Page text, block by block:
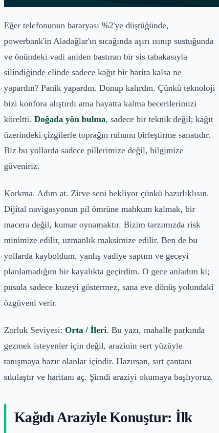
Eğer telefonunun bataryası %2'ye düştüğünde,
powerbank'in Aladağlar'ın sıcağında aşırı ısınıp sustuğunda
ve önündeki vadi aniden bastıran bir sis tabakasıyla
silindiğinde elinde sadece kağıt bir harita kalsa ne
yapardın? Panik yapardın. Donup kalırdın. Çünkü teknoloji
bizi konfora alıştırdı ama hayatta kalma becerilerimizi
köreltti. Doğada yön bulma, sadece bir teknik değil; kağıt
üzerindeki çizgilerle toprağın ruhunu birleştirme sanatıdır.
Biz bu yollarda sadece pillerimize değil, bilgimize
güveniriz.
Korkma. Adım at. Zirve seni bekliyor çünkü hazırlıklısın.
Dijital navigasyonun pil ömrüne mahkum kalmak, bir
macera değil, kumar oynamaktır. Bizim tarzımızda risk
minimize edilir, uzmanlık maksimize edilir. Ben de bu
yollarda kayboldum, yanlış vadiye saptım ve geceyi
planlamadığım bir kayalıkta geçirdim. O gece anladım ki;
pusula sadece kuzeyi göstermez, sana eve dönüş yolundaki
özgüveni verir.
Zorluk Seviyesi: Orta / İleri. Bu yazı, mahalle parkında
gezmek isteyenler için değil, arazinin sert yüzüyle
tanışmaya hazır olanlar içindir. Hazırsan, sırt çantanı
sıkılaştır ve haritanı aç. Şimdi araziyi okumaya başlıyoruz.
Kağıdı Araziyle Konuştur: İlk